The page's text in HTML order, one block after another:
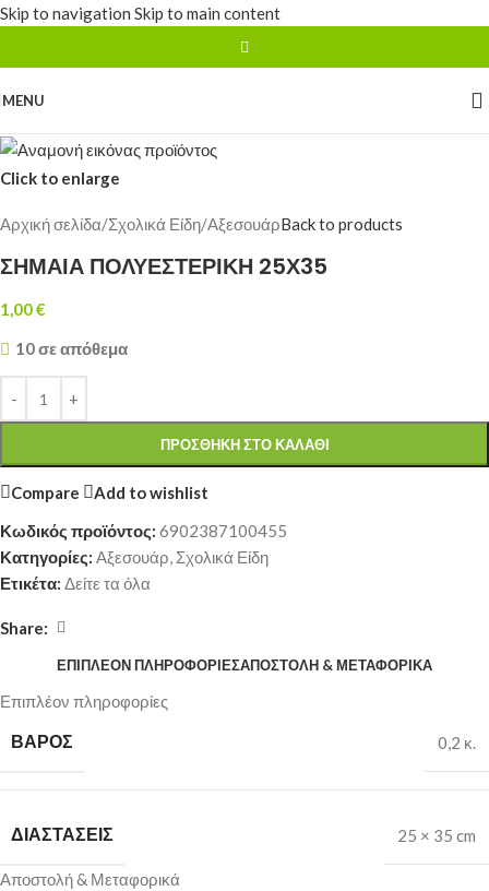
Skip to navigation Skip to main content
MENU
Click to enlarge
Αρχική σελίδα/Σχολικά Είδη/ΑξεσουάρBack to products
ΣΗΜΑΙΑ ΠΟΛΥΕΣΤΕΡΙΚΗ 25Χ35
1,00€
10 σε απόθεμα
ΠΡΟΣΘΉΚΗ ΣΤΟ ΚΑΛΆΘΙ
Compare
Add to wishlist
Κωδικός προϊόντος: 6902387100455
Κατηγορίες: Αξεσουάρ, Σχολικά Είδη
Ετικέτα: Δείτε τα όλα
Share:
ΕΠΙΠΛΈΟΝ ΠΛΗΡΟΦΟΡΊΕΣΑΠΟΣΤΟΛΉ & ΜΕΤΑΦΟΡΙΚΆ
Επιπλέον πληροφορίες
ΒΆΡΟΣ 0,2 κ.
ΔΙΑΣΤΆΣΕΙΣ 25 × 35 cm
Αποστολή & Μεταφορικά